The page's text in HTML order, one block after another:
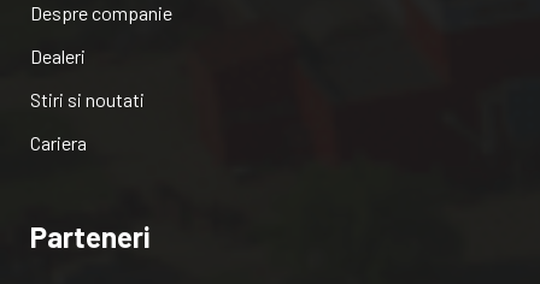
Despre companie
Dealeri
Stiri si noutati
Cariera
Parteneri